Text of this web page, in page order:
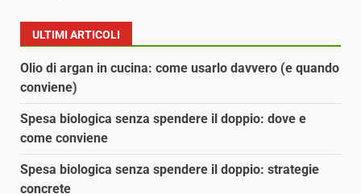
ULTIMI ARTICOLI
Olio di argan in cucina: come usarlo davvero (e quando
conviene)
Spesa biologica senza spendere il doppio: dove e
come conviene
Spesa biologica senza spendere il doppio: strategie
concrete